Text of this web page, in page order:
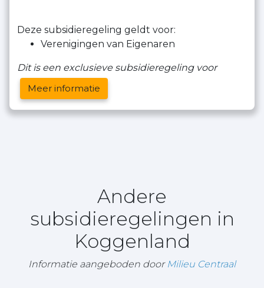
Deze subsidieregeling geldt voor:
Verenigingen van Eigenaren
Dit is een exclusieve subsidieregeling voor
Meer informatie
Andere
subsidieregelingen in
Koggenland
Informatie aangeboden door Milieu Centraal